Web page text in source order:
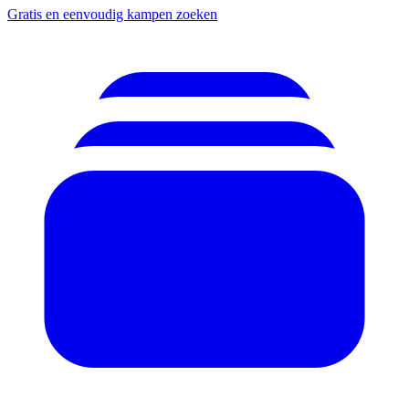
Gratis en eenvoudig kampen zoeken